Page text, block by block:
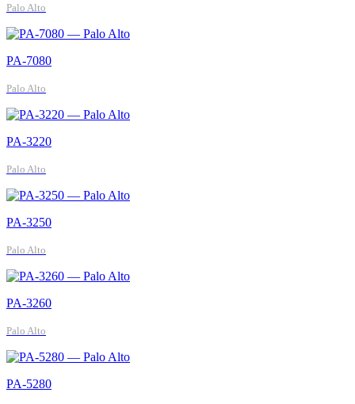
Palo Alto
PA-7080
Palo Alto
PA-3220
Palo Alto
PA-3250
Palo Alto
PA-3260
Palo Alto
PA-5280